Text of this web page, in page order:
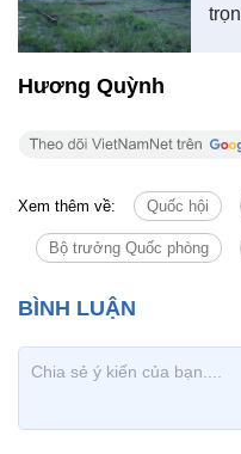
Hương Quỳnh
Xem thêm về: Quốc hội
Bộ trưởng Quốc phòng